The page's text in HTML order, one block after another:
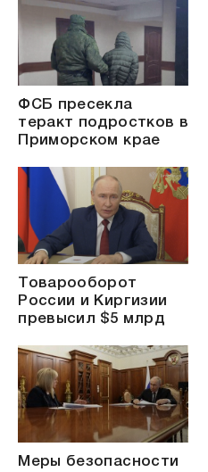
ФСБ пресекла
теракт подростков в
Приморском крае
Товарооборот
России и Киргизии
превысил $5 млрд
Меры безопасности